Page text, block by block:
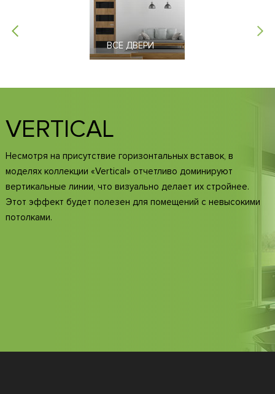
ВСЕ ДВЕРИ
VERTICAL
Несмотря на присутствие горизонтальных вставок, в
моделях коллекции «Vertical» отчетливо доминируют
вертикальные линии, что визуально делает их стройнее.
Этот эффект будет полезен для помещений с невысокими
потолками.